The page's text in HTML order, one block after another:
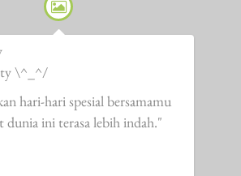
\^_^/
hari-hari spesial bersamamu
dunia ini terasa lebih indah."